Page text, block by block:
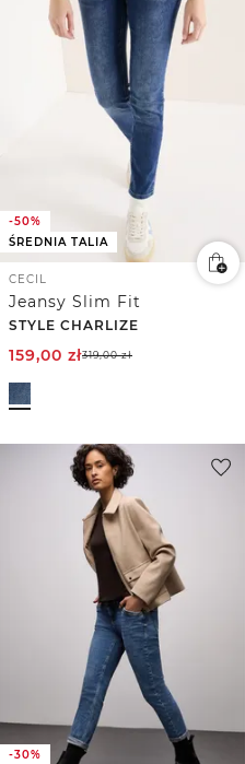
-50%
ŚREDNIA TALIA
CECIL
Jeansy Slim Fit
STYLE CHARLIZE
159,00 zł319,00zł
-30%